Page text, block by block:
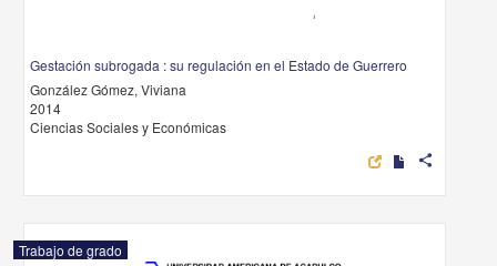
Gestación subrogada : su regulación en el Estado de Guerrero
González Gómez, Viviana
2014
Ciencias Sociales y Económicas
share
Trabajo de grado